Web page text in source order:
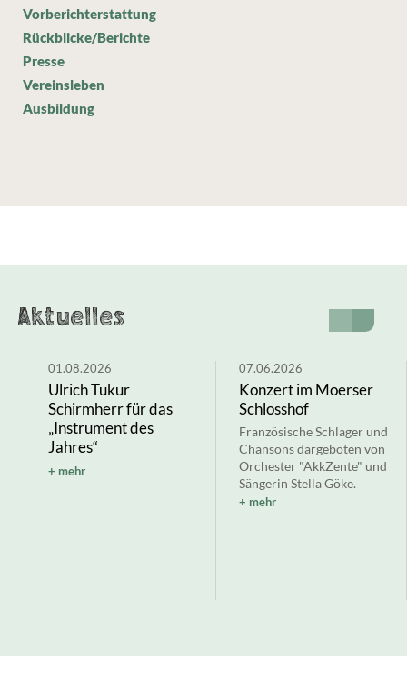
Vorberichterstattung
Rückblicke/Berichte
Presse
Vereinsleben
Ausbildung
Aktuelles
01.08.2026
Ulrich Tukur
Schirmherr für das
„Instrument des
Jahres“
mehr
07.06.2026
Konzert im Moerser
Schlosshof
Französische Schlager und
Chansons dargeboten von
Orchester "AkkZente" und
Sängerin Stella Göke.
mehr